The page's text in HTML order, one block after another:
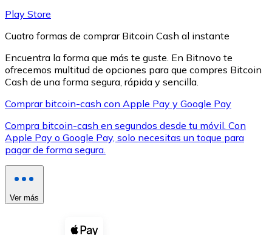
XRP
XRP
Efectivo
Play Store
Cuatro formas de comprar Bitcoin Cash al instante
Encuentra la forma que más te guste. En Bitnovo te
ofrecemos multitud de opciones para que compres Bitcoin
Cash de una forma segura, rápida y sencilla.
Comprar bitcoin-cash con Apple Pay y Google Pay
Compra bitcoin-cash en segundos desde tu móvil. Con
Apple Pay o Google Pay, solo necesitas un toque para
pagar de forma segura.
Ver más